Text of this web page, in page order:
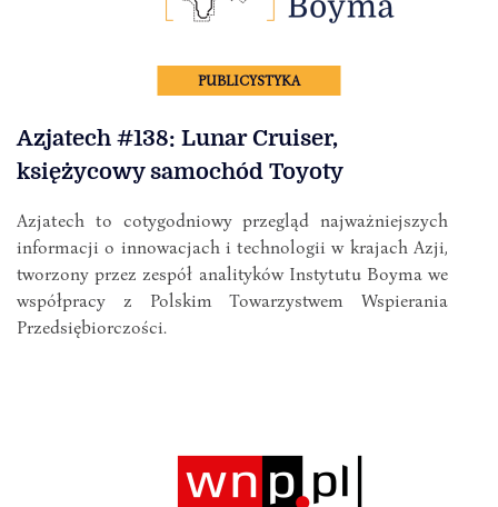
PUBLICYSTYKA
Azjatech #138: Lunar Cruiser,
księżycowy samochód Toyoty
Azjatech to cotygodniowy przegląd najważniejszych
informacji o innowacjach i technologii w krajach Azji,
tworzony przez zespół analityków Instytutu Boyma we
współpracy z Polskim Towarzystwem Wspierania
Przedsiębiorczości.